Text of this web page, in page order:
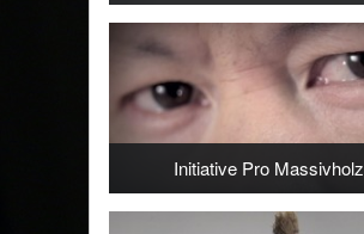
Initiative Pro Massivholz